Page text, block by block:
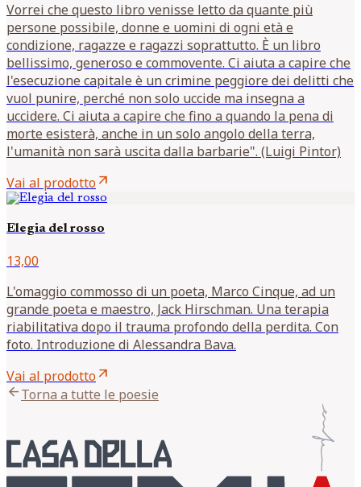
Vorrei che questo libro venisse letto da quante più
persone possibile, donne e uomini di ogni età e
condizione, ragazze e ragazzi soprattutto. È un libro
bellissimo, generoso e commovente. Ci aiuta a capire che
l'esecuzione capitale è un crimine peggiore dei delitti che
vuol punire, perché non solo uccide ma insegna a
uccidere. Ci aiuta a capire che fino a quando la pena di
morte esisterà, anche in un solo angolo della terra,
l'umanità non sarà uscita dalla barbarie". (Luigi Pintor)
Vai al prodottoarrow_outward
Elegia del rosso
13,00
L'omaggio commosso di un poeta, Marco Cinque, ad un
grande poeta e maestro, Jack Hirschman. Una terapia
riabilitativa dopo il trauma profondo della perdita. Con
foto. Introduzione di Alessandra Bava.
Vai al prodottoarrow_outward
arrow_backTorna a tutte le poesie